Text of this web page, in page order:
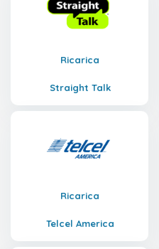
Ricarica
Straight Talk
Ricarica
Telcel America